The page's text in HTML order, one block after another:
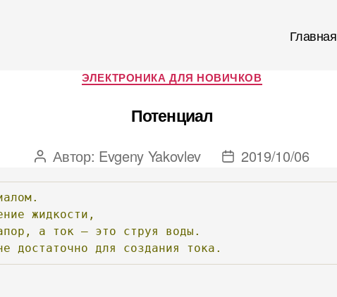
Главная
Рубрики
ЭЛЕКТРОНИКА ДЛЯ НОВИЧКОВ
Потенциал
Автор
записи
Автор: Evgeny Yakovlev
Дата
записи
2019/10/06
жидкости,
а ток — это струя
воды.
достаточно для создания тока.